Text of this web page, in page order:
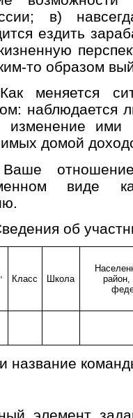
в)
ездить
то образом
меняется
наблюдается
изменение ими
домой
виде
об
Класс Школа
район,
название